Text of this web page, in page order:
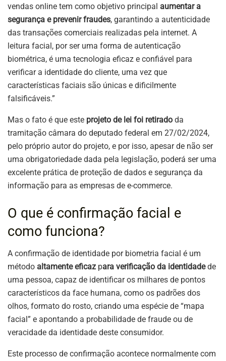
vendas online tem como objetivo principal aumentar a
segurança e prevenir fraudes, garantindo a autenticidade
das transações comerciais realizadas pela internet. A
leitura facial, por ser uma forma de autenticação
biométrica, é uma tecnologia eficaz e confiável para
verificar a identidade do cliente, uma vez que
características faciais são únicas e dificilmente
falsificáveis.”
Mas o fato é que este projeto de lei foi retirado da
tramitação câmara do deputado federal em 27/02/2024,
pelo próprio autor do projeto, e por isso, apesar de não ser
uma obrigatoriedade dada pela legislação, poderá ser uma
excelente prática de proteção de dados e segurança da
informação para as empresas de e-commerce.
O que é confirmação facial e
como funciona?
A confirmação de identidade por biometria facial é um
método altamente eficaz para verificação da identidadede
uma pessoa, capaz de identificar os milhares de pontos
característicos da face humana, como os padrões dos
olhos, formato do rosto, criando uma espécie de “mapa
facial” e apontando a probabilidade de fraude ou de
veracidade da identidade deste consumidor.
Este processo de confirmação acontece normalmente com